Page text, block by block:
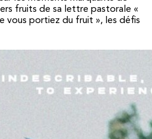
fruits de sa lettre pastorale «
vous portiez du fruit », les défis